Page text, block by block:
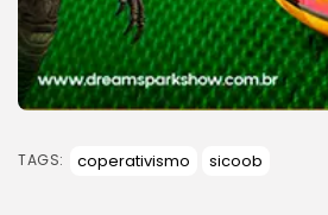
TAGS: coperativismo sicoob